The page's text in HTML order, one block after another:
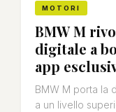
MOTORI
BMW M
digitale a
app
BMW M porta la
a un livello